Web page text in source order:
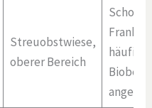
Streuobstwiese,
oberer Bereich
häufig